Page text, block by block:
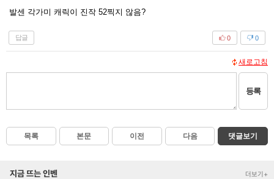
발센 각가미 캐릭이 진작 52찍지 않음?
답글 0
0
새로고침
등록
목록 본문 이전 다음 댓글보기
지금 뜨는 인벤 더보기+